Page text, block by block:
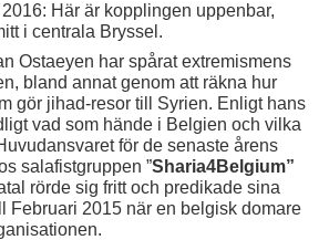
Här är kopplingen uppenbar,
i centrala Bryssel.
Ostaeyen har spårat extremismens
bland annat genom att räkna hur
gör jihad-resor till Syrien. Enligt hans
vad som hände i Belgien och vilka
för de senaste årens
salafistgruppen ”Sharia4Belgium”
rörde sig fritt och predikade sina
Februari 2015 när en belgisk domare